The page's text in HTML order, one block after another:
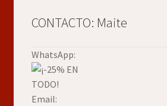
CONTACTO: Maite
WhatsApp:
Email: